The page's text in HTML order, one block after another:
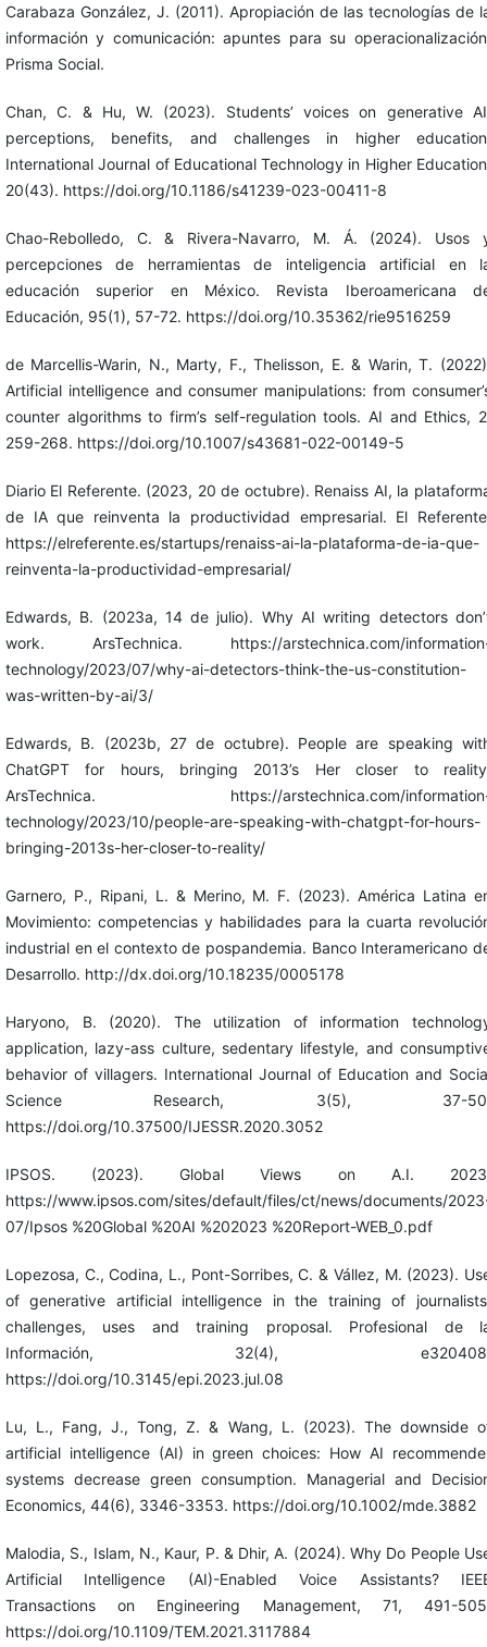
Carabaza González, J. (2011). Apropiación de las tecnologías de
información y comunicación: apuntes para su
Prisma Social.
Chan, C. & Hu, W. (2023). Students’ voices on generative
perceptions, benefits, and challenges in higher
International Journal of Educational Technology in Higher
20(43). https://doi.org/10.1186/s41239-023-00411-8
Chao-Rebolledo, C. & Rivera-Navarro, M. Á. (2024). Usos
percepciones de herramientas de inteligencia artificial en
educación superior en México. Revista Iberoamericana
Educación, 95(1), 57-72. https://doi.org/10.35362/rie9516259
de Marcellis-Warin, N., Marty, F., Thelisson, E. & Warin, T.
Artificial intelligence and consumer manipulations: from
counter algorithms to firm’s self-regulation tools. AI and Ethics,
259-268. https://doi.org/10.1007/s43681-022-00149-5
Diario El Referente. (2023, 20 de octubre). Renaiss AI, la
de IA que reinventa la productividad empresarial. El
https://elreferente.es/startups/renaiss-ai-la-plataforma-de-ia-que-
reinventa-la-productividad-empresarial/
Edwards, B. (2023a, 14 de julio). Why AI writing detectors
work. ArsTechnica. https://arstechnica.com/
technology/2023/07/why-ai-detectors-think-the-us-constitution-
was-written-by-ai/3/
Edwards, B. (2023b, 27 de octubre). People are speaking
ChatGPT for hours, bringing 2013’s Her closer to
ArsTechnica. https://arstechnica.com/
technology/2023/10/people-are-speaking-with-chatgpt-for-hours-
bringing-2013s-her-closer-to-reality/
Garnero, P., Ripani, L. & Merino, M. F. (2023). América Latina
Movimiento: competencias y habilidades para la cuarta
industrial en el contexto de pospandemia. Banco Interamericano
Desarrollo. http://dx.doi.org/10.18235/0005178
Haryono, B. (2020). The utilization of information
application, lazy-ass culture, sedentary lifestyle, and
behavior of villagers. International Journal of Education and
Science Research, 3(5), 37-
https://doi.org/10.37500/IJESSR.2020.3052
IPSOS. (2023). Global Views on A.I.
https://www.ipsos.com/sites/default/files/ct/news/documents/
07/Ipsos %20Global %20AI %202023 %20Report-WEB_0.pdf
Lopezosa, C., Codina, L., Pont-Sorribes, C. & Vállez, M. (2023).
of generative artificial intelligence in the training of
challenges, uses and training proposal. Profesional de
Información, 32(4),
https://doi.org/10.3145/epi.2023.jul.08
Lu, L., Fang, J., Tong, Z. & Wang, L. (2023). The downside
artificial intelligence (AI) in green choices: How AI
systems decrease green consumption. Managerial and
Economics, 44(6), 3346-3353. https://doi.org/10.1002/mde.3882
Malodia, S., Islam, N., Kaur, P. & Dhir, A. (2024). Why Do People
Artificial Intelligence (AI)-Enabled Voice Assistants?
Transactions on Engineering Management, 71, 491-
https://doi.org/10.1109/TEM.2021.3117884